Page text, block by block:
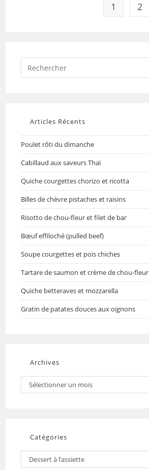
1 2
Articles Récents
Poulet rôti du dimanche
Cabillaud aux saveurs Thaï
Quiche courgettes chorizo et ricotta
Billes de chèvre pistaches et raisins
Risotto de chou-fleur et filet de bar
Bœuf effiloché (pulled beef)
Soupe courgettes et pois chiches
Tartare de saumon et crème de chou-fleur
Quiche betteraves et mozzarella
Gratin de patates douces aux oignons
Archives
Sélectionner un mois
Catégories
Dessert à l’assiette